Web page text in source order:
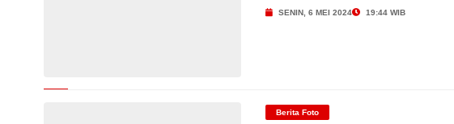
SENIN, 6 MEI 2024 19:44 WIB
Berita Foto